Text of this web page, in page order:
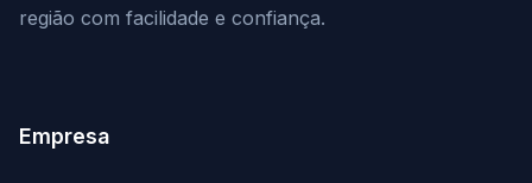
região com facilidade e confiança.
Empresa